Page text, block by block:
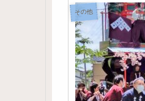
その他